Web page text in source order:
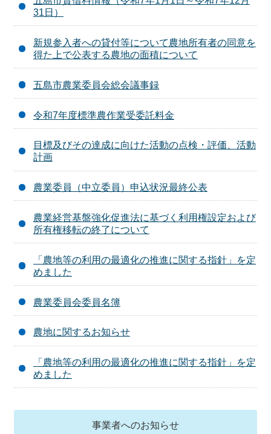
31日）
新規参入者への貸付等について農地所有者の同意を
得た上で公表する農地の面積について
五島市農業委員会総会議事録
令和7年度標準農作業受委託料金
目標及びその達成に向けた活動の点検・評価、活動
計画
農業委員（中立委員）申込状況最終公表
農業経営基盤強化促進法に基づく利用権設定および
所有権移転の終了について
「農地等の利用の最適化の推進に関する指針」を定
めました
農業委員会委員名簿
農地に関するお知らせ
「農地等の利用の最適化の推進に関する指針」を定
めました
事業者へのお知らせ